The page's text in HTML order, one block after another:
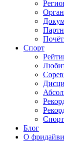
Спорт
Блог
О